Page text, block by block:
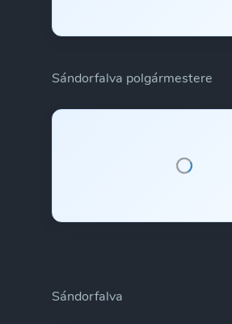
Sándorfalva polgármestere
Sándorfalva